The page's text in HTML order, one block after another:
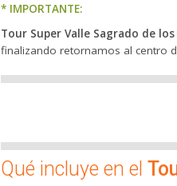
* IMPORTANTE:
Tour Super Valle Sagrado de los
finalizando retornamos al centro
Qué incluye en el